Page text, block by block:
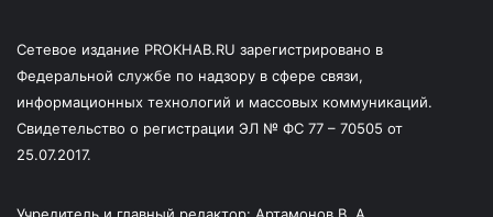
Сетевое издание PROKHAB.RU зарегистрировано в
Федеральной службе по надзору в сфере связи,
информационных технологий и массовых коммуникаций.
Свидетельство о регистрации ЭЛ № ФС 77 – 70505 от
25.07.2017.